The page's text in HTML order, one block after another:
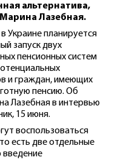
альтернатива,
Лазебная.
Украине планируется
запуск двух
пенсионных систем
и граждан, имеющих
пенсию. Об
Лазебная в интервью
15 июня.
воспользоваться
есть две отдельные
введение